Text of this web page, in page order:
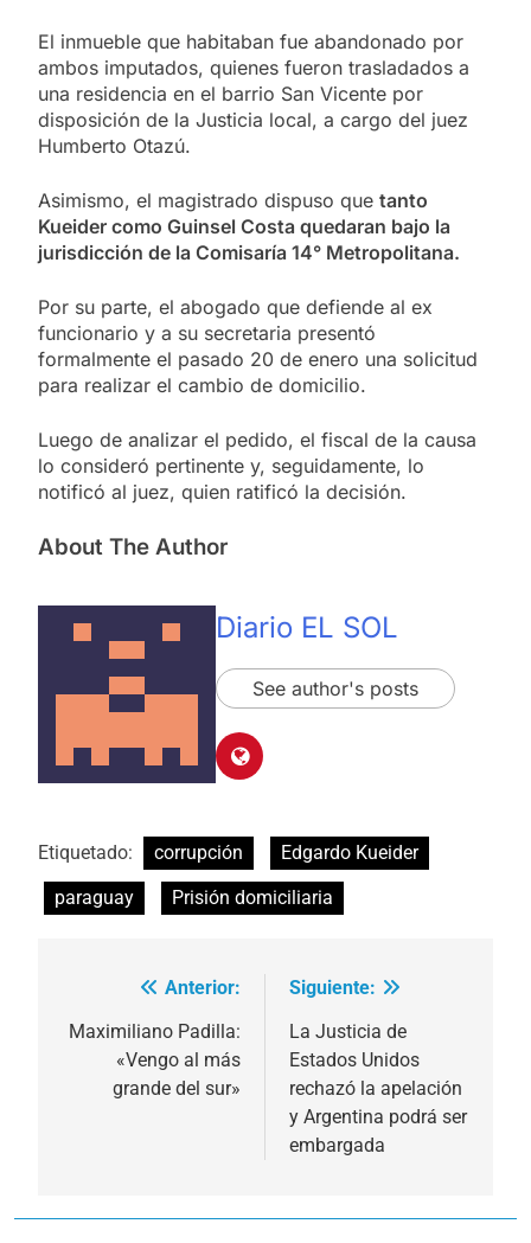
El inmueble que habitaban fue abandonado por
ambos imputados, quienes fueron trasladados a
una residencia en el barrio San Vicente por
disposición de la Justicia local, a cargo del juez
Humberto Otazú.
Asimismo, el magistrado dispuso que tanto
Kueider como Guinsel Costa quedaran bajo la
jurisdicción de la Comisaría 14° Metropolitana.
Por su parte, el abogado que defiende al ex
funcionario y a su secretaria presentó
formalmente el pasado 20 de enero una solicitud
para realizar el cambio de domicilio.
Luego de analizar el pedido, el fiscal de la causa
lo consideró pertinente y, seguidamente, lo
notificó al juez, quien ratificó la decisión.
About The Author
Diario EL SOL
See author's posts
Etiquetado: corrupción
Edgardo Kueider
paraguay
Prisión domiciliaria
Navegación
de
entradas
Anterior:
Maximiliano Padilla:
«Vengo al más
grande del sur»
Siguiente:
La Justicia de
Estados Unidos
rechazó la apelación
y Argentina podrá ser
embargada